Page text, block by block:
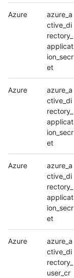
Azure
azure_a
ctive_di
rectory_
applicat
ion_secr
et
Azure
azure_a
ctive_di
rectory_
applicat
ion_secr
et
Azure
azure_a
ctive_di
rectory_
applicat
ion_secr
et
Azure
azure_a
ctive_di
rectory_
user_cr